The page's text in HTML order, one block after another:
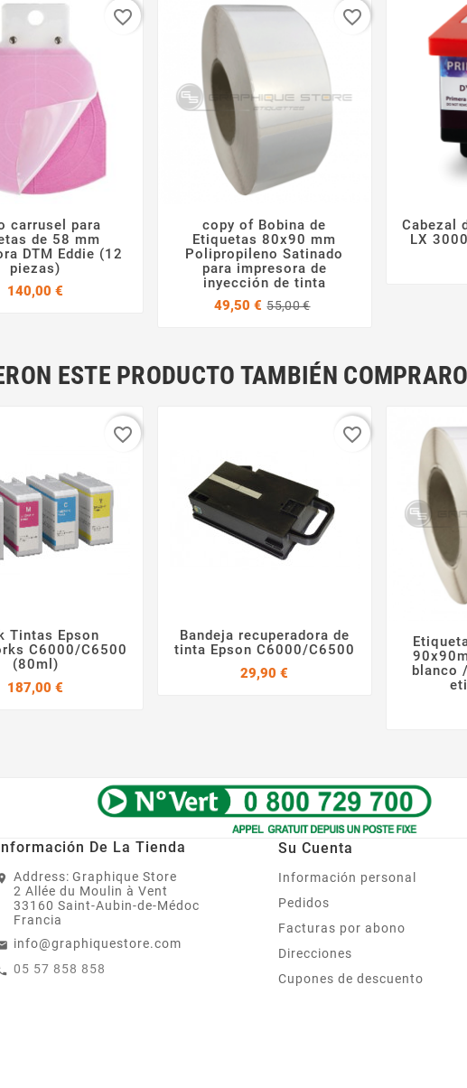
 
carrusel para
de 58 mm
DTM Eddie (12
piezas)
140,00 €
favorite_border
 
copy of Bobina de
Etiquetas 80x90 mm
Polipropileno Satinado
para impresora de
inyección de tinta
49,50 € 55,00 €
favorite_border
Cabezal
LX
ESTE PRODUCTO TAMBIÉN
 
Tintas Epson
C6000/C6500
(80ml)
187,00 €
favorite_border
 
Bandeja recuperadora de
tinta Epson C6000/C6500
29,90 €
favorite_border
blanco
Información De La Tienda
Address: Graphique Store
2 Allée du Moulin à Vent
33160 Saint-Aubin-de-Médoc
Francia
info@graphiquestore.com
05 57 858 858
Su Cuenta
Información personal
Pedidos
Facturas por abono
Direcciones
Cupones de descuento